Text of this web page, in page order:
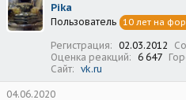
Pika
Пользователь 10 лет на
Регистрация 02.03.2012
Оценка реакций
6 647
Сайт
vk.ru
04.06.2020